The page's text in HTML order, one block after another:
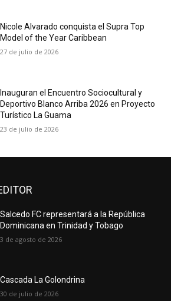
Nicole Alvarado conquista el Supra Top
Model of the Year Caribbean
27 de julio de 2026
Inauguran el Encuentro Sociocultural y
Deportivo Blanco Arriba 2026 en Proyecto
Turístico La Guama
23 de julio de 2026
Salcedo FC representará a la República
Dominicana en Trinidad y Tobago
3 de agosto de 2026
Cascada La Golondrina
30 de julio de 2026